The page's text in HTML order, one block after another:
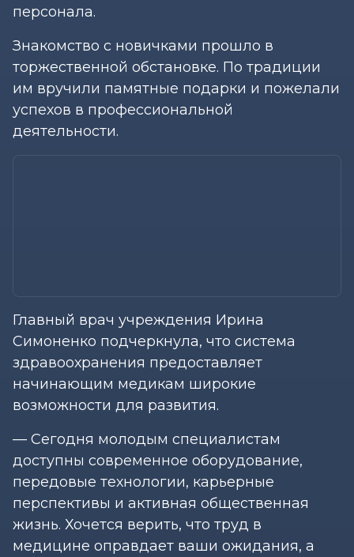
персонала.
Знакомство с новичками прошло в
торжественной обстановке. По традиции
им вручили памятные подарки и пожелали
успехов в профессиональной
деятельности.
Главный врач учреждения Ирина
Симоненко подчеркнула, что система
здравоохранения предоставляет
начинающим медикам широкие
возможности для развития.
— Сегодня молодым специалистам
доступны современное оборудование,
передовые технологии, карьерные
перспективы и активная общественная
жизнь. Хочется верить, что труд в
медицине оправдает ваши ожидания, а